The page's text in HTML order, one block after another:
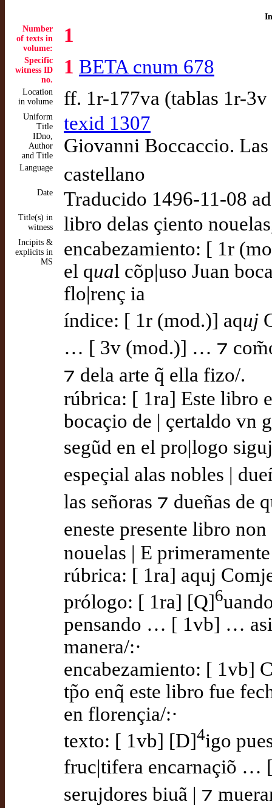
Number
of texts in
volume:
1
Specific
witness ID
no.
1 BETA cnum 678
Location
in volume
ff. 1r-177va (tablas 1r-
Uniform
Title
IDno,
Author
and Title
texid 1307
Giovanni Boccaccio.
Language castellano
Date Traducido 1496-11-08
Title(s) in
witness
libro delas çiento
Incipits &
explicits in
MS
encabezamiento: [ 1r
el qual cõp|uso Juan
flo|renç ia
índice: [ 1r (mod.)] aquj
… [ 3v (mod.)] … ⁊
⁊ dela arte q̃ ella fizo/.
rúbrica: [ 1ra] Este libro
bocaçio de | çertaldo vn
segũd en el pro|logo
espeçial alas nobles |
las señoras ⁊ dueñas de
eneste presente libro
nouelas | E
rúbrica: [ 1ra] aquj
prólogo: [ 1ra] [Q]6
pensando … [ 1vb] … asi
manera/:·
encabezamiento: [ 1vb]
tp̃o enq̃ este libro fue
en florençia/:·
texto: [ 1vb] [D]4igo
fruc|tifera encarnaçiõ …
serujdores biuã | ⁊